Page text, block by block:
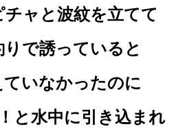
ャと波紋を立てて
で誘っていると
いなかったのに
と水中に引き込まれ